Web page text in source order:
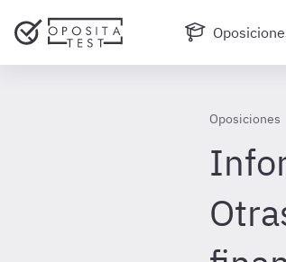
Oposiciones